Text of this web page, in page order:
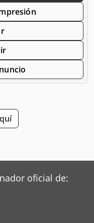
oficial de: